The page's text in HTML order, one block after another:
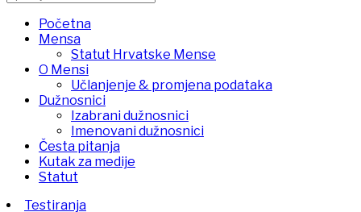
Početna
Mensa
Statut Hrvatske Mense
O Mensi
Učlanjenje & promjena podataka
Dužnosnici
Izabrani dužnosnici
Imenovani dužnosnici
Česta pitanja
Kutak za medije
Statut
Testiranja